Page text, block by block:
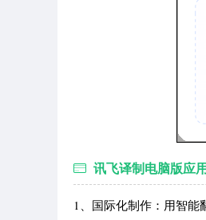
讯飞译制电脑版应
1、国际化制作：用智能